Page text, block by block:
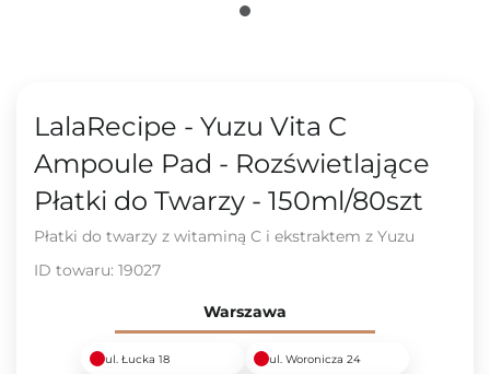
LalaRecipe - Yuzu Vita C
Ampoule Pad - Rozświetlające
Płatki do Twarzy - 150ml/80szt
Płatki do twarzy z witaminą C i ekstraktem z Yuzu
ID towaru: 19027
Warszawa
ul. Łucka 18 ul. Woronicza 24